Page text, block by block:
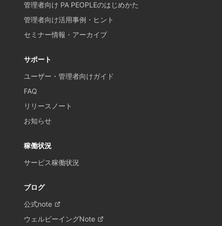
管理者向け PA PEOPLEのはじめかた
管理者向け活用事例・ヒント
セミナー情報・アーカイブ
サポート
ユーザー・管理者向けガイド
FAQ
リリースノート
お知らせ
稼働状況
サービス稼働状況
ブログ
公式note
ウェルビーイングNote